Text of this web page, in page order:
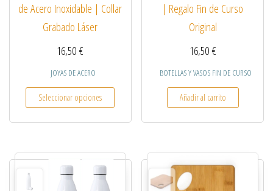
de Acero Inoxidable | Collar
Grabado Láser
16,50€
JOYAS DE ACERO
Seleccionar opciones
Este producto tiene múltiples variantes. Las
| Regalo Fin de Curso
Original
16,50€
BOTELLAS Y VASOS FIN DE CURSO
Añadir al carrito